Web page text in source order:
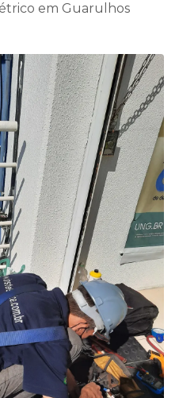
em Guarulhos